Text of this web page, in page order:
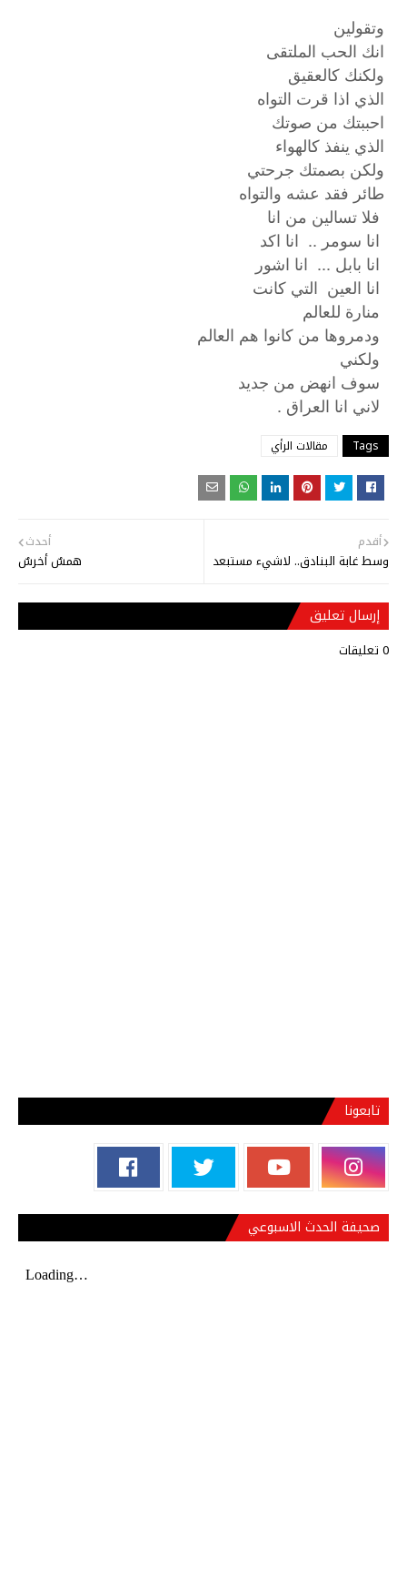
وتقولين
انك الحب الملتقى
ولكنك كالعقيق
الذي اذا قرت التواه
احببتك من صوتك
الذي ينفذ كالهواء
ولكن بصمتك جرحتي
طائر فقد عشه والتواه
فلا تسالين من انا
انا سومر .. انا اكد
انا بابل ... انا اشور
انا العين التي كانت
منارة للعالم
ودمروها من كانوا هم العالم
ولكني
سوف انهض من جديد
لاني انا العراق .
Tags مقالات الرأي
أحدث
همسٌ أخرسٌ
أقدم
وسط غابة البنادق.. لاشيء مستبعد
إرسال تعليق
0 تعليقات
تابعونا
صحيفة الحدث الاسبوعي